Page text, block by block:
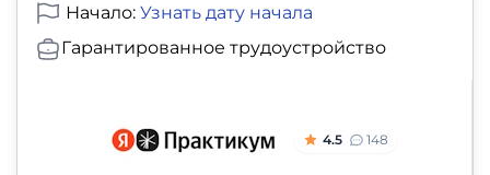
Начало: Узнать дату начала
Гарантированное трудоустройство
4.5 148